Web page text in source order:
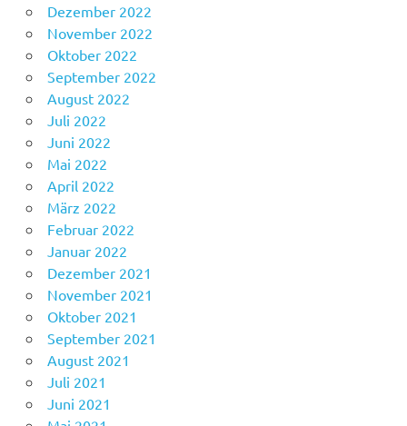
Dezember 2022
November 2022
Oktober 2022
September 2022
August 2022
Juli 2022
Juni 2022
Mai 2022
April 2022
März 2022
Februar 2022
Januar 2022
Dezember 2021
November 2021
Oktober 2021
September 2021
August 2021
Juli 2021
Juni 2021